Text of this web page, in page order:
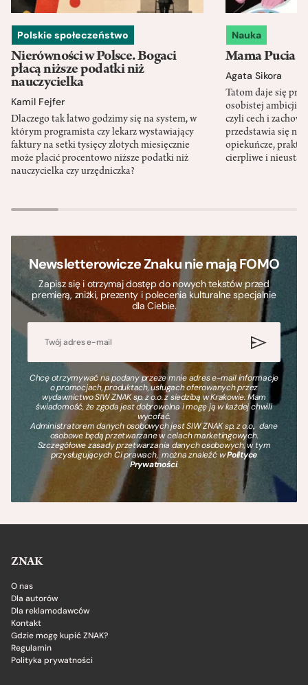
Polskie społeczeństwo
Nierówności w Polsce. Bogaci
płacą niższe podatki niż
nauczycielka
Kamil Fejfer
Dlaczego tak łatwo godzimy się na system, w
którym programista czy lekarz wystawiający
faktury na setki tysięcy złotych miesięcznie
może płacić procentowo niższe podatki niż
nauczycielka czy urzędniczka?
Nauka
Mama Pucia
Agata Sikora
Tatom daje się
osobistej ambicji,
czyli cech i
przedstawia się
opiekuńcze,
cierpliwe i
Newsletterowicze Znaku nie mają FOMO
Zapisz się i otrzymaj dostęp do nowych tekstów przed
premierą, zniżki, prezenty i polecenia kulturalne specjalnie
dla Ciebie.
Chcę otrzymywać na podany przeze mnie adres e-mail informacje
o promocjach, produktach, usługach oferowanych przez
wydawnictwo SIW ZNAK sp. z o.o. z siedzibą w Krakowie. Mam
świadomość, że zgoda jest dobrowolna i mogę ją w każdej chwili
wycofać.
Administratorem danych osobowych jest SIW ZNAK sp. z o.o., dane
osobowe będą przetwarzane w celach marketingowych.
Szczegółowe zasady przetwarzania danych osobowych, w tym
przysługujących Ci prawach, można znaleźć wPolityce
Prywatności.
ZNAK
O nas
Dla autorów
Dla reklamodawców
Kontakt
Gdzie mogę kupić ZNAK?
Regulamin
Polityka prywatności